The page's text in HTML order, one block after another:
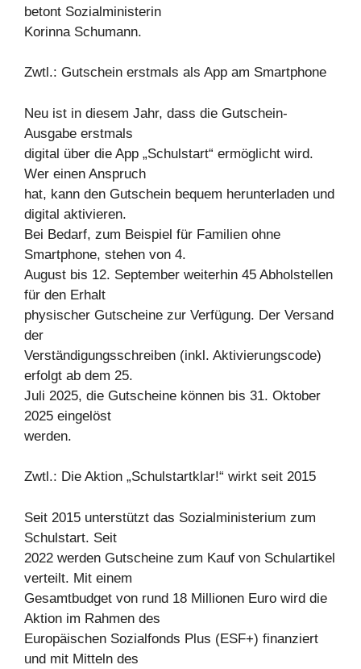
betont Sozialministerin
Korinna Schumann.
Zwtl.: Gutschein erstmals als App am Smartphone
Neu ist in diesem Jahr, dass die Gutschein-
Ausgabe erstmals
digital über die App „Schulstart“ ermöglicht wird.
Wer einen Anspruch
hat, kann den Gutschein bequem herunterladen und
digital aktivieren.
Bei Bedarf, zum Beispiel für Familien ohne
Smartphone, stehen von 4.
August bis 12. September weiterhin 45 Abholstellen
für den Erhalt
physischer Gutscheine zur Verfügung. Der Versand
der
Verständigungsschreiben (inkl. Aktivierungscode)
erfolgt ab dem 25.
Juli 2025, die Gutscheine können bis 31. Oktober
2025 eingelöst
werden.
Zwtl.: Die Aktion „Schulstartklar!“ wirkt seit 2015
Seit 2015 unterstützt das Sozialministerium zum
Schulstart. Seit
2022 werden Gutscheine zum Kauf von Schulartikel
verteilt. Mit einem
Gesamtbudget von rund 18 Millionen Euro wird die
Aktion im Rahmen des
Europäischen Sozialfonds Plus (ESF+) finanziert
und mit Mitteln des